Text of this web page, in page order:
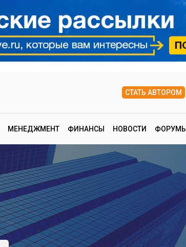
СТАТЬ АВТОРОМ
МЕНЕДЖМЕНТ ФИНАНСЫ НОВОСТИ ФОРУМЫ